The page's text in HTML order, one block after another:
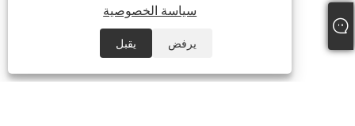
سياسة الخصوصية
يرفض يقبل